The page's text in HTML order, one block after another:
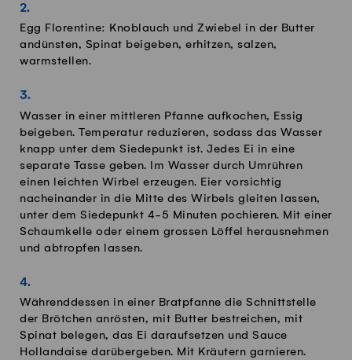
Egg Florentine: Knoblauch und Zwiebel in der Butter
andünsten, Spinat beigeben, erhitzen, salzen,
warmstellen.
Wasser in einer mittleren Pfanne aufkochen, Essig
beigeben. Temperatur reduzieren, sodass das Wasser
knapp unter dem Siedepunkt ist. Jedes Ei in eine
separate Tasse geben. Im Wasser durch Umrühren
einen leichten Wirbel erzeugen. Eier vorsichtig
nacheinander in die Mitte des Wirbels gleiten lassen,
unter dem Siedepunkt 4-5 Minuten pochieren. Mit einer
Schaumkelle oder einem grossen Löffel herausnehmen
und abtropfen lassen.
Währenddessen in einer Bratpfanne die Schnittstelle
der Brötchen anrösten, mit Butter bestreichen, mit
Spinat belegen, das Ei daraufsetzen und Sauce
Hollandaise darübergeben. Mit Kräutern garnieren.